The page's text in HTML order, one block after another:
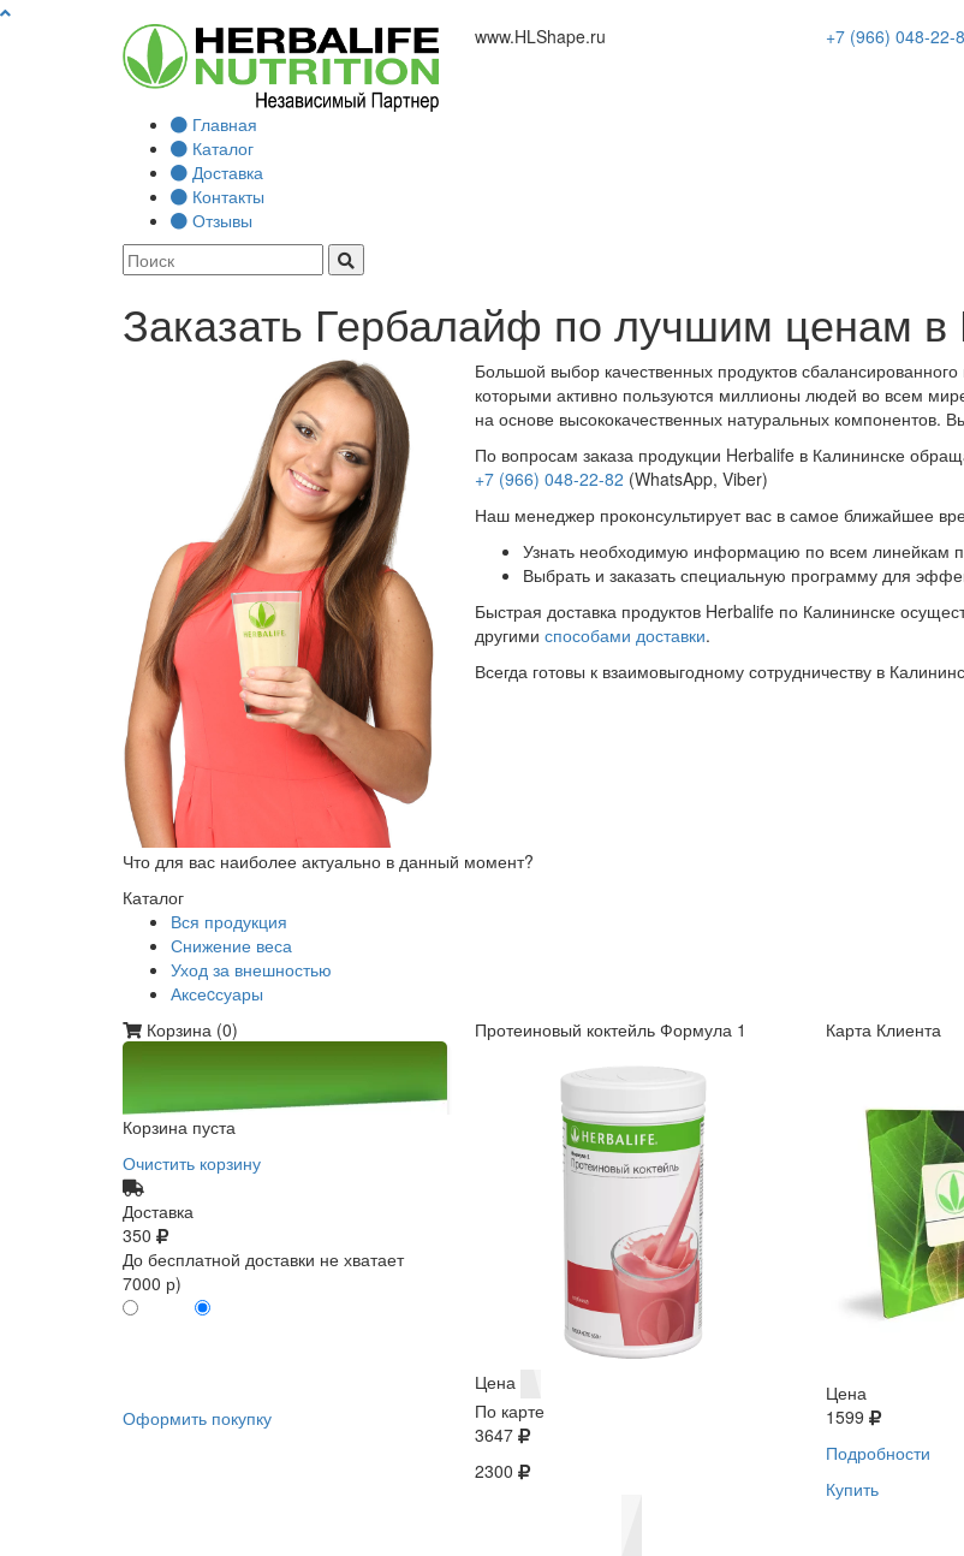
www.HLShape.ru +7 (966) 048-22-
Главная
Каталог
Доставка
Контакты
Отзывы
Заказать Гербалайф по лучшим ценам в
Большой выбор качественных продуктов
которыми активно пользуются миллионы людей во всем
на основе высококачественных натуральных компонентов.
По вопросам заказа продукции Herbalife в Калининске
+7 (966) 048-22-82 (WhatsApp, Viber)
Наш менеджер проконсультирует вас в самое ближайшее
Узнать необходимую информацию по всем линейкам
Выбрать и заказать специальную программу для
Быстрая доставка продуктов Herbalife по Калининске
другими способами доставки.
Всегда готовы к взаимовыгодному сотрудничеству в
Что для вас наиболее актуально в данный момент?
Каталог
Вся продукция
Снижение веса
Уход за внешностью
Аксеcсуары
Корзина (0)
Корзина пуста
Очистить корзину
Доставка
350
До бесплатной доставки не хватает
7000 р)
Оформить покупку
Протеиновый коктейль Формула 1
Цена
По карте
3647
2300
Карта Клиента
Цена
1599
Подробности
Купить